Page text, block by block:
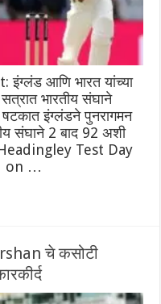
आणि भारत यांच्या
सत्रात भारतीय संघाने
इंग्लंडने पुनरागमन
संघाने 2 बाद 92 अशी
Test Day
on …
चे कसोटी